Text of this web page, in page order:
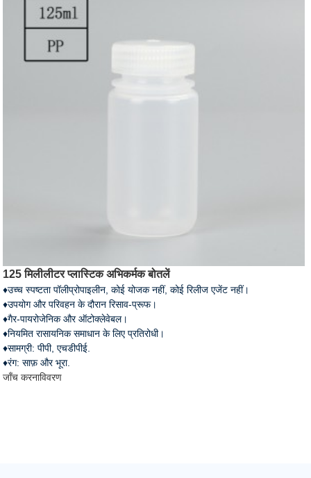
125 मिलीलीटर प्लास्टिक अभिकर्मक बोतलें
♦उच्च स्पष्टता पॉलीप्रोपाइलीन, कोई योजक नहीं, कोई रिलीज एजेंट नहीं।
♦उपयोग और परिवहन के दौरान रिसाव-प्रूफ।
♦गैर-पायरोजेनिक और ऑटोक्लेवेबल।
♦नियमित रासायनिक समाधान के लिए प्रतिरोधी।
♦सामग्री: पीपी, एचडीपीई.
♦रंग: साफ़ और भूरा.
जाँच करनाविवरण